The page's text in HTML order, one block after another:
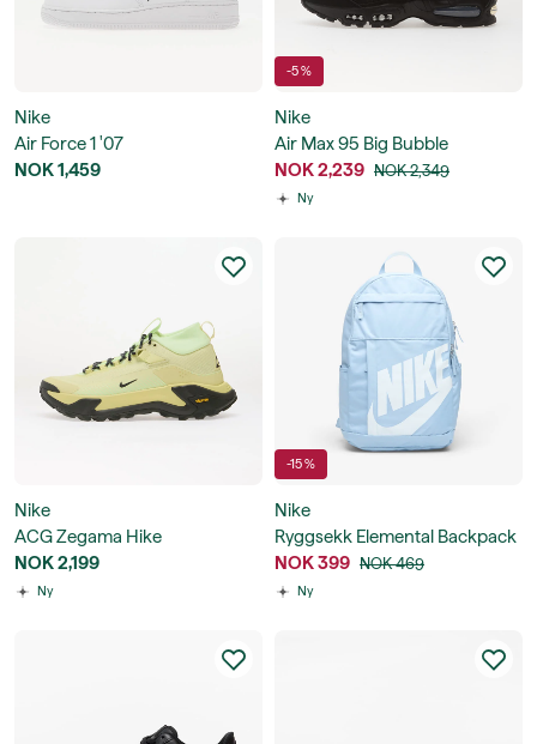
Nike
Air Force 1 '07
NOK 1,459
-5 %
Nike
Air Max 95 Big Bubble
NOK 2,239 NOK 2,349
Ny
Nike
ACG Zegama Hike
NOK 2,199
Ny
-15 %
Nike
Ryggsekk Elemental Backpack
21L
NOK 399 NOK 469
Ny